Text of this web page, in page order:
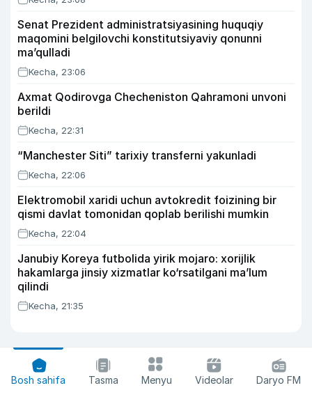
Senat Prezident administratsiyasining huquqiy
maqomini belgilovchi konstitutsiyaviy qonunni
ma’qulladi
Kecha, 23:06
Axmat Qodirovga Checheniston Qahramoni unvoni
berildi
Kecha, 22:31
“Manchester Siti” tarixiy transferni yakunladi
Kecha, 22:06
Elektromobil xaridi uchun avtokredit foizining bir
qismi davlat tomonidan qoplab berilishi mumkin
Kecha, 22:04
Janubiy Koreya futbolida yirik mojaro: xorijlik
hakamlarga jinsiy xizmatlar ko‘rsatilgani ma’lum
qilindi
Kecha, 21:35
Bosh sahifa Tasma Menyu Videolar Daryo FM